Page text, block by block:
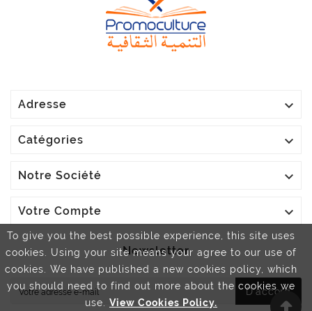
To give you the best possible experience, this site uses
cookies. Using your site means your agree to our use of
cookies. We have published a new cookies policy, which
you should need to find out more about the cookies we
use. View Cookies Policy.
Adresse 
Catégories 
Notre Société 
Votre Compte 
Newsletter
D'accord